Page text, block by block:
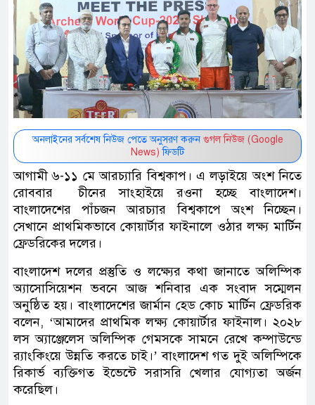
অনলাইনের সর্বশেষ নিউজ পেতে অনুসরণ করুন গুগল নিউজ (Google
News) ফিডটি
আগামী ৬-১১ মে আরচ্যারি বিশ্বকাপ। এ লড়াইয়ে অংশ নিতে
রোববার চীনের সাংহাইয়ে রওনা হচ্ছে বাংলাদেশ।
বাংলাদেশের পাঁচজন আরচ্যার বিশ্বকাপে অংশ নিচ্ছেন।
সেখানে প্রাথমিকভাবে কোয়ার্টার ফাইনালে ওঠার লক্ষ্য মার্টিন
ফ্রেডরিকের দলের।
বাংলাদেশ দলের প্রস্তুতি ও লক্ষ্যের কথা জানাতে অলিম্পিক
অ্যাসোসিয়েশন ভবনে আজ শনিবার এক সংবাদ সম্মেলন
অনুষ্ঠিত হয়। বাংলাদেশের জার্মান হেড কোচ মার্টিন ফ্রেডরিক
বলেন, ‘আমাদের প্রাথমিক লক্ষ্য কোয়ার্টার ফাইনাল। ২০২৮
লস অ্যাঞ্জেলেস অলিম্পিক গেমসকে সামনে রেখে কম্পাউন্ডে
র‍্যাংকিংয়ে উন্নতি করতে চাই।’ বাংলাদেশ গত দুই অলিম্পিকে
রিকার্ভ ব্যক্তিগত ইভেন্টে সরাসরি খেলার যোগ্যতা অর্জন
করেছিল।